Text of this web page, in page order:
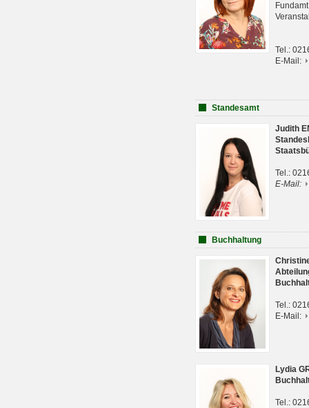
Tel.:
E-Mail:
Standesamt
Judith
Tel.:
E-Mail:
Buchhaltung
Tel.:
E-Mail:
Lydia
Tel.: